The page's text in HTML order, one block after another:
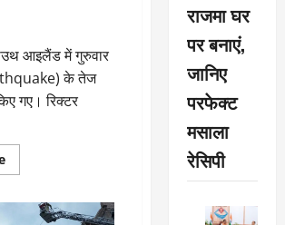
आइलैंड में गुरुवार
के तेज
गए। रिक्टर
Read
more
राजमा घर
पर बनाएं,
जानिए
परफेक्ट
मसाला
रेसिपी